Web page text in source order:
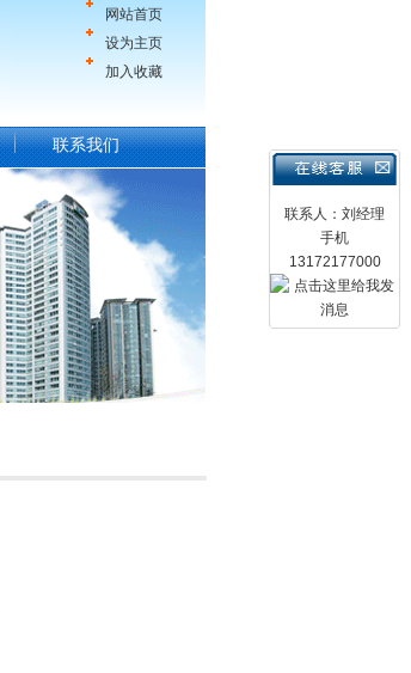
网站首页
设为主页
加入收藏
联系人：刘经理
手机
13172177000
联系我们